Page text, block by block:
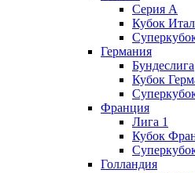
Серия А
Кубок
Германия
Бундеслига
Кубок
Франция
Лига 1
Кубок
Голландия